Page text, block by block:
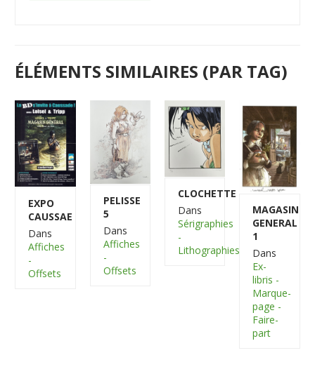
ÉLÉMENTS SIMILAIRES (PAR TAG)
EXPO
CAUSSAE
Dans
Affiches
-
Offsets
PELISSE
5
Dans
Affiches
-
Offsets
CLOCHETTE
Dans
Sérigraphies
-
Lithographies
MAGASIN
GENERAL
1
Dans
Ex-
libris -
Marque-
page -
Faire-
part